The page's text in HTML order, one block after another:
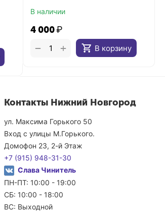
В наличии
4 000₽
В корзину
+
−
Контакты Нижний Новгород
ул. Максима Горького 50
Вход с улицы М.Горького.
Домофон 23, 2-й Этаж
+7 (915) 948-31-30
Слава Чинитель
ПН-ПТ: 10:00 - 19:00
СБ: 10:00 - 18:00
ВС: Выходной